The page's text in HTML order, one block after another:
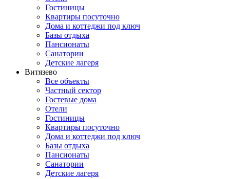
Гостиницы
Квартиры посуточно
Дома и коттеджи под ключ
Базы отдыха
Пансионаты
Санатории
Детские лагеря
Витязево
Все объекты
Частный сектор
Гостевые дома
Отели
Гостиницы
Квартиры посуточно
Дома и коттеджи под ключ
Базы отдыха
Пансионаты
Санатории
Детские лагеря